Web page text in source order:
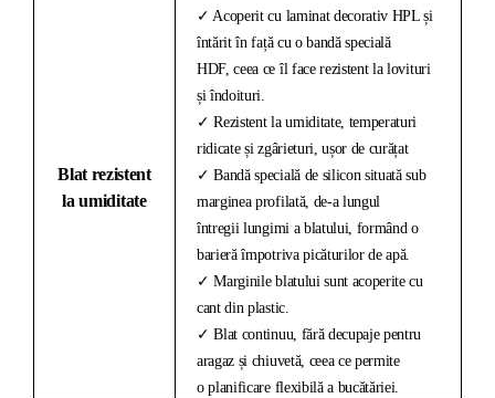
Blat rezistent
la umiditate
✓ Acoperit cu laminat decorativ HPL și
întărit în față cu o bandă specială
HDF, ceea ce îl face rezistent la lovituri
și îndoituri.
✓ Rezistent la umiditate, temperaturi
ridicate și zgârieturi, ușor de curățat
✓ Bandă specială de silicon situată sub
marginea profilată, de-a lungul
întregii lungimi a blatului, formând o
barieră împotriva picăturilor de apă.
✓ Marginile blatului sunt acoperite cu
cant din plastic.
✓ Blat continuu, fără decupaje pentru
aragaz și chiuvetă, ceea ce permite
o planificare flexibilă a bucătăriei.